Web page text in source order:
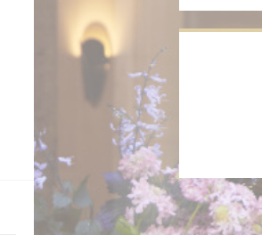
σε νέο παράθυρο))
σε νέο παράθυρο))